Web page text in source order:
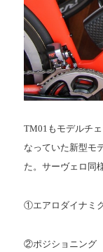
TM01もモデルチ
なっていた新型モ
た。サーヴェロ同
①エアロダイナミ
②ポジショニング